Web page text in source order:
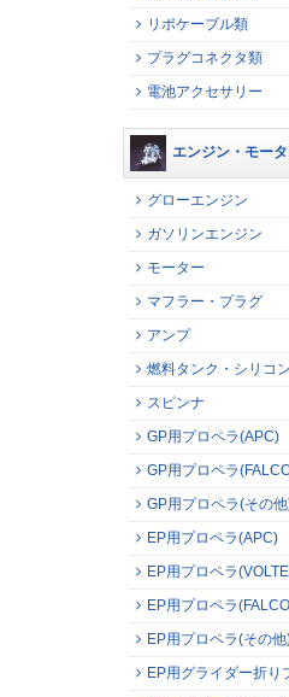
リポケーブル類
プラグコネクタ類
電池アクセサリー
エンジン・モー
グローエンジン
ガソリンエンジン
モーター
マフラー・プラグ
アンプ
燃料タンク・シリコ
スピンナ
GP用プロペラ(APC)
GP用プロペラ
GP用プロペラ(その
EP用プロペラ(APC)
EP用プロペラ
EP用プロペラ
EP用プロペラ(その他
EP用グライダー折り